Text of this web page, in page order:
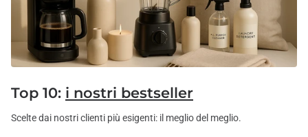
Top 10: i nostri bestseller
Scelte dai nostri clienti più esigenti: il meglio del meglio.